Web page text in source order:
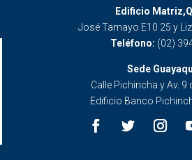
Edificio
José Tamayo E10 25 y
Teléfono: (02)
Sede
Calle Pichincha y Av. 9
Edificio Banco